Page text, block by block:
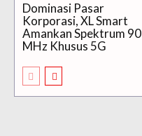
Dominasi Pasar
Korporasi, XL Smart
Amankan Spektrum 90
MHz Khusus 5G